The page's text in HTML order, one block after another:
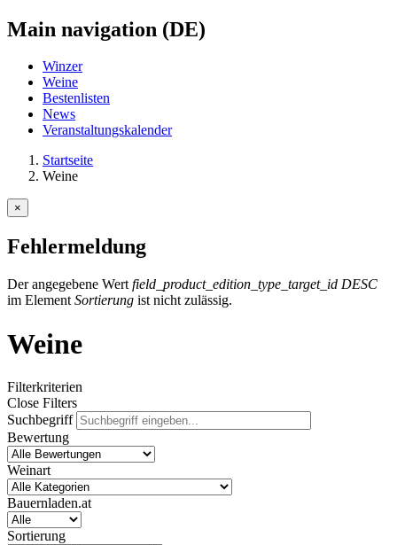
Main navigation (DE)
Winzer
Weine
Bestenlisten
News
Veranstaltungskalender
Startseite
Weine
×
Fehlermeldung
Der angegebene Wert field_product_edition_type_target_id DESC
im Element Sortierung ist nicht zulässig.
Weine
Filterkriterien
Close Filters
Suchbegriff
Bewertung
Weinart
Bauernladen.at
Sortierung